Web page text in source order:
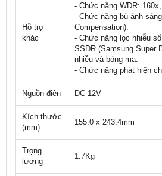
Hỗ trợ
khác
- Chức năng WDR:
- Chức năng bù ánh
Compensation).
- Chức năng lọc nhiễu
SSDR (Samsung Super
nhiễu và bóng ma.
- Chức năng phát hiện
Nguồn điện DC 12V
Kích thước
(mm)
155.0 x 243.4mm
Trọng
lượng
1.7Kg